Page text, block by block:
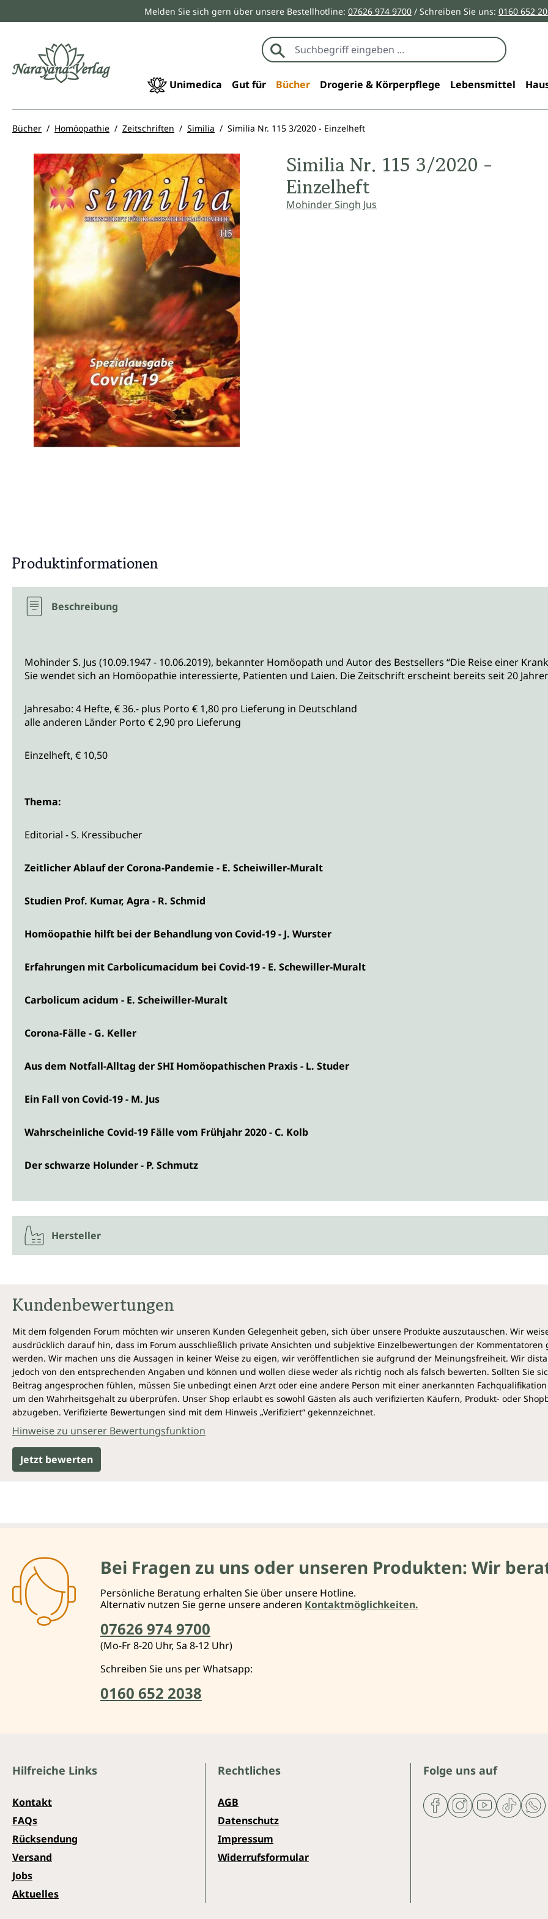
Zur Hauptnavigation springenMelden Sie sich gern über unsere Bestellhotline: 07626 974 9700 / Schreiben Sie uns: 0160 652
Unimedica Gut für Bücher Drogerie & Körperpflege Lebensmittel
Bücher Homöopathie Zeitschriften Similia Similia Nr. 115 3/2020 - Einzelheft
Bildergalerie überspringen
Similia Nr. 115 3/2020 -
Einzelheft
Mohinder Singh Jus
Produktinformationen
Beschreibung
Mohinder S. Jus (10.09.1947 - 10.06.2019), bekannter Homöopath und Autor des Bestsellers “Die Reise einer
Sie wendet sich an Homöopathie interessierte, Patienten und Laien. Die Zeitschrift erscheint bereits seit 20
Jahresabo: 4 Hefte, € 36.- plus Porto € 1,80 pro Lieferung in Deutschland
alle anderen Länder Porto € 2,90 pro Lieferung
Einzelheft, € 10,50
Thema:
Editorial - S. Kressibucher
Zeitlicher Ablauf der Corona-Pandemie - E. Scheiwiller-Muralt
Studien Prof. Kumar, Agra - R. Schmid
Homöopathie hilft bei der Behandlung von Covid-19 - J. Wurster
Erfahrungen mit Carbolicumacidum bei Covid-19 - E. Schewiller-Muralt
Carbolicum acidum - E. Scheiwiller-Muralt
Corona-Fälle - G. Keller
Aus dem Notfall-Alltag der SHI Homöopathischen Praxis - L. Studer
Ein Fall von Covid-19 - M. Jus
Wahrscheinliche Covid-19 Fälle vom Frühjahr 2020 - C. Kolb
Der schwarze Holunder - P. Schmutz
Hersteller
Kundenbewertungen
Mit dem folgenden Forum möchten wir unseren Kunden Gelegenheit geben, sich über unsere Produkte auszutauschen. Wir
ausdrücklich darauf hin, dass im Forum ausschließlich private Ansichten und subjektive Einzelbewertungen der Kommentatoren
werden. Wir machen uns die Aussagen in keiner Weise zu eigen, wir veröffentlichen sie aufgrund der Meinungsfreiheit. Wir
jedoch von den entsprechenden Angaben und können und wollen diese weder als richtig noch als falsch bewerten. Sollten Sie
Beitrag angesprochen fühlen, müssen Sie unbedingt einen Arzt oder eine andere Person mit einer anerkannten
um den Wahrheitsgehalt zu überprüfen. Unser Shop erlaubt es sowohl Gästen als auch verifizierten Käufern, Produkt- oder
abzugeben. Verifizierte Bewertungen sind mit dem Hinweis „Verifiziert“ gekennzeichnet.
Hinweise zu unserer Bewertungsfunktion
Jetzt bewerten
Bei Fragen zu uns oder unseren Produkten: Wir
Persönliche Beratung erhalten Sie über unsere Hotline.
Alternativ nutzen Sie gerne unsere anderen Kontaktmöglichkeiten.
07626 974 9700
(Mo-Fr 8-20 Uhr, Sa 8-12 Uhr)
Schreiben Sie uns per Whatsapp:
0160 652 2038
Folge uns auf
Hilfreiche Links
Kontakt
FAQs
Rücksendung
Versand
Jobs
Aktuelles
Rechtliches
AGB
Datenschutz
Impressum
Widerrufsformular